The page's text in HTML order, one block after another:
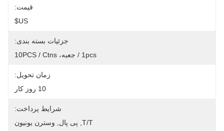
قیمت:
US$
جزئیات بسته بندی:
1pcs / جعبه، 10PCS / Ctns
زمان تحویل:
10 روز کار
شرایط پرداخت:
T/T, پی پال, وسترن یونیون